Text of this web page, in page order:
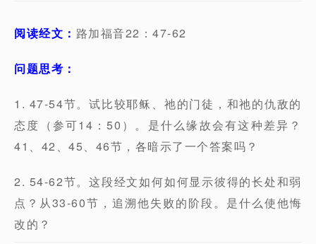
阅读经文： 路加福音22：47-62
问题思考：
1. 47-54节。试比较耶稣、祂的门徒，和祂的仇敌的
态度（参可14：50）。是什么缘故会有这种差异？
41、42、45、46节，各暗示了一个答案吗？
2. 54-62节。这段经文如何如何显示彼得的长处和弱
点？从33-60节，追溯他失败的阶段。是什么使他悔
改的？